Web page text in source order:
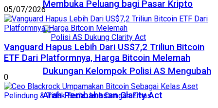
Membuka Peluang bagi Pasar Kripto
Dukungan Kelompok Polisi AS Mengubah
Arah Pembahasan Clarity Act
05/07/2026
Vanguard Hapus Lebih Dari US$7,2 Triliun Bitcoin
ETF Dari Platformnya, Harga Bitcoin Melemah
0